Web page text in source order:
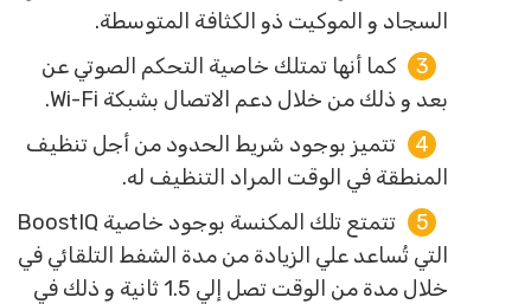
السجاد و الموكيت ذو الكثافة المتوسطة.
كما أنها تمتلك خاصية التحكم الصوتي عن
بعد و ذلك من خلال دعم الاتصال بشبكة Wi-Fi.
تتميز بوجود شريط الحدود من أجل تنظيف
المنطقة في الوقت المراد التنظيف له.
تتمتع تلك المكنسة بوجود خاصية BoostIQ
التي تُساعد علي الزيادة من مدة الشفط التلقائي في
خلال مدة من الوقت تصل إلي 1.5 ثانية و ذلك في